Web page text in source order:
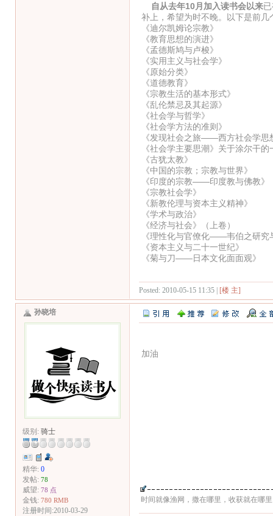
自从去年10月加入读书会以来
补上，希望为时不晚。以下是前几
《迪尔凯姆论宗教》
《教育思想的演进》
《孟德斯鸠与卢梭》
《实用主义与社会学》
《原始分类》
《道德教育》
《宗教生活的基本形式》
《乱伦禁忌及其起源》
《社会学与哲学》
《社会学方法的准则》
《发现社会之旅——西方社会学思
《社会学主要思潮》关于涂尔干的
《古犹太教》
《中国的宗教；宗教与世界》
《印度的宗教——印度教与佛教》
《宗教社会学》
《新教伦理与资本主义精神》
《学术与政治》
《经济与社会》（上卷）
《理性化与官僚化——韦伯之研究
《资本主义与二十一世纪》
《菊与刀——日本文化面面观》
Posted: 2010-05-15 11:35 | [楼 主]
孙晓培
级别: 骑士
精华: 0
发帖: 78
威望: 78 点
金钱: 780 RMB
注册时间:2010-03-29
加油
时间就像渔网，撒在哪里，收获就在哪里